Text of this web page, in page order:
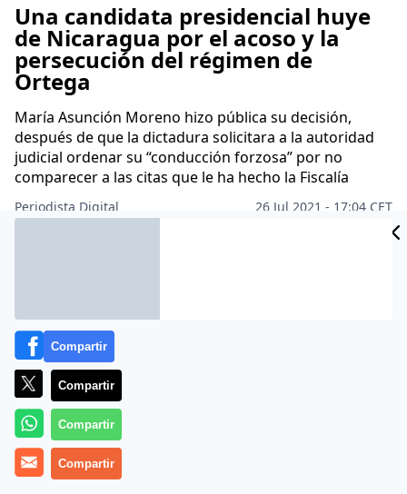
Una candidata presidencial huye
de Nicaragua por el acoso y la
persecución del régimen de
Ortega
María Asunción Moreno hizo pública su decisión,
después de que la dictadura solicitara a la autoridad
judicial ordenar su “conducción forzosa” por no
comparecer a las citas que le ha hecho la Fiscalía
Periodista Digital
26 Jul 2021 - 17:04 CET
Compartir
Compartir
Compartir
Compartir